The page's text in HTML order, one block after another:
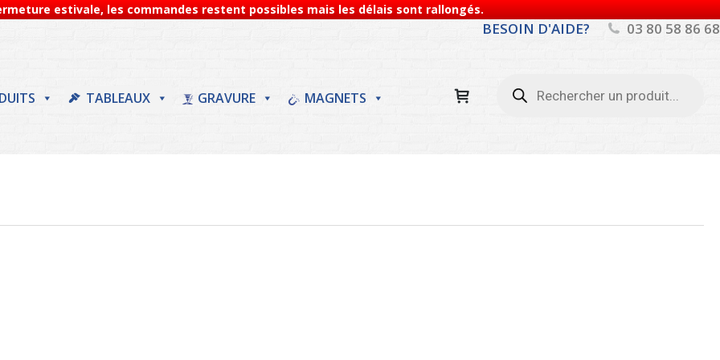
estivale, les commandes restent possibles mais les délais sont rallongés.
BESOIN D'AIDE? 03 80 58 86 68
TABLEAUX GRAVURE
MAGNETS
produits